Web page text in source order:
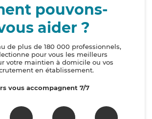
pouvons-
aider ?
de plus de 180 000 professionnels,
pour vous les meilleurs
votre maintien à domicile ou vos
en établissement.
vous accompagnent 7/7